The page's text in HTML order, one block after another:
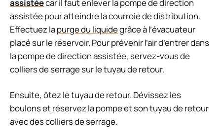
assistéecar il faut enlever la pompe de direction
assistée pour atteindre la courroie de distribution.
Effectuez lapurge du liquidegrâce à l’évacuateur
placé sur le réservoir. Pour prévenir l’air d’entrer dans
la pompe de direction assistée, servez-vous de
colliers de serrage sur le tuyau de retour.
Ensuite, ôtez le tuyau de retour. Dévissez les
boulons et réservez la pompe et son tuyau de retour
avec des colliers de serrage.